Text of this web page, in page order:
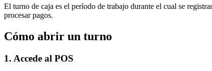
El turno de caja es el período de trabajo durante el cual se
procesar pagos.
Cómo abrir un turno
1. Accede al POS